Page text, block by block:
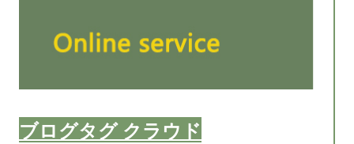
ブログタグ クラウド